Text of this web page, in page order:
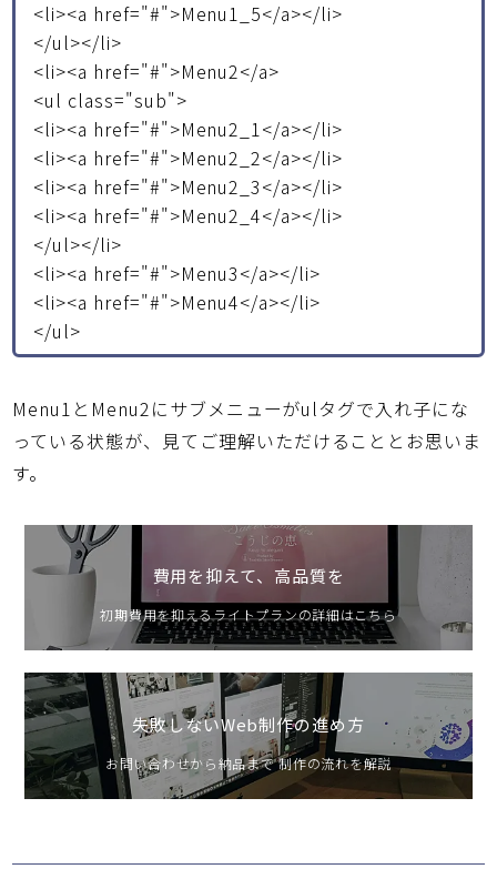
<li><a href="#">Menu1_5</a></li>
</ul></li>
<li><a href="#">Menu2</a>
<ul class="sub">
<li><a href="#">Menu2_1</a></li>
<li><a href="#">Menu2_2</a></li>
<li><a href="#">Menu2_3</a></li>
<li><a href="#">Menu2_4</a></li>
</ul></li>
<li><a href="#">Menu3</a></li>
<li><a href="#">Menu4</a></li>
</ul>
Menu1とMenu2にサブメニューがulタグで入れ子にな
っている状態が、見てご理解いただけることとお思いま
す。
費用を抑えて、高品質を
初期費用を抑えるライトプランの詳細はこちら
失敗しないWeb制作の進め方
お問い合わせから納品まで 制作の流れを解説